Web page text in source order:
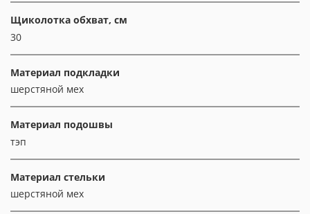
Щиколотка обхват, см
30
Материал подкладки
шерстяной мех
Материал подошвы
тэп
Материал стельки
шерстяной мех